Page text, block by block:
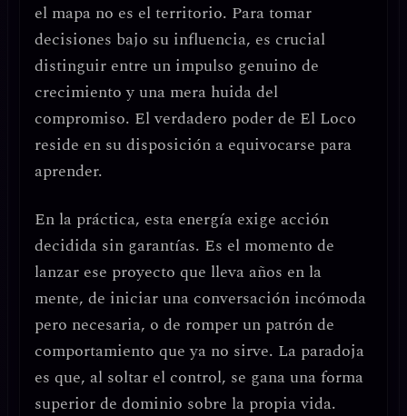
el mapa no es el territorio. Para tomar
decisiones bajo su influencia, es crucial
distinguir entre un impulso genuino de
crecimiento y una mera huida del
compromiso. El verdadero poder de El Loco
reside en su disposición a equivocarse para
aprender.
En la práctica, esta energía exige acción
decidida sin garantías. Es el momento de
lanzar ese proyecto que lleva años en la
mente, de iniciar una conversación incómoda
pero necesaria, o de romper un patrón de
comportamiento que ya no sirve. La paradoja
es que, al soltar el control, se gana una forma
superior de dominio sobre la propia vida.